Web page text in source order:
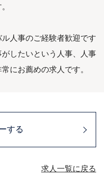
人事のご経験者歓迎です
したいという人事、人事
にお薦めの求人です。
する
求人一覧に戻る